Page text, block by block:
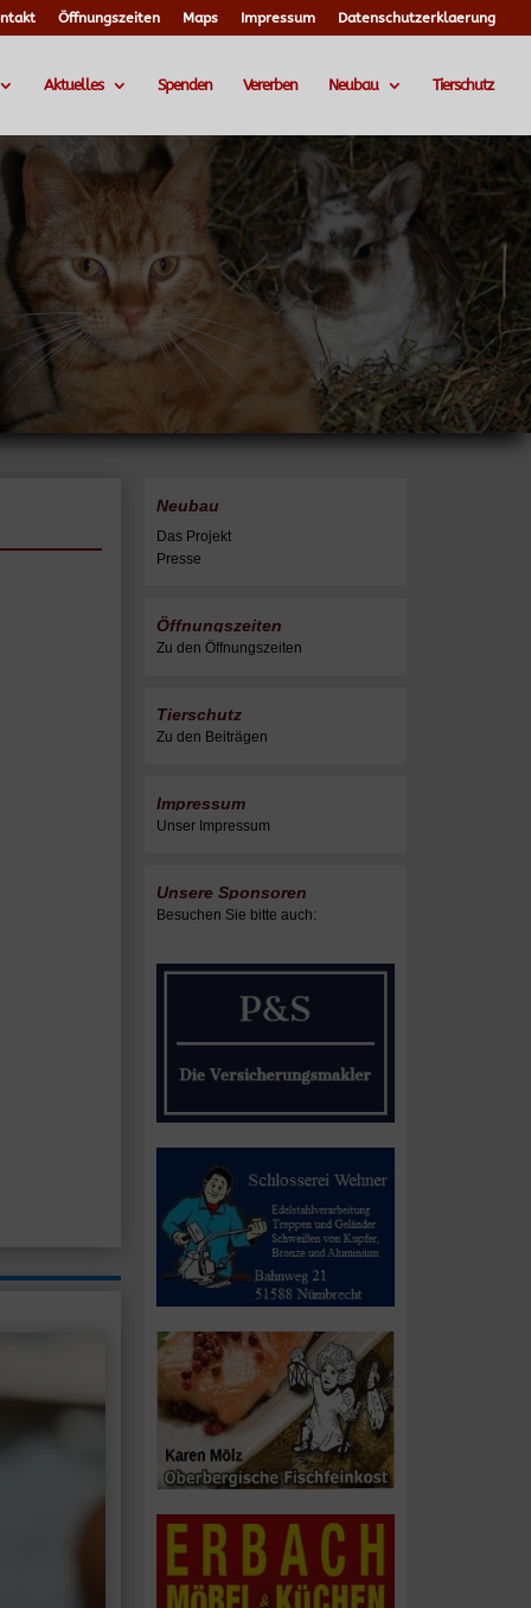
Öffnungszeiten Maps Impressum Datenschutzerklaerung
Aktuelles Spenden Vererben Neubau Tierschutz
Neubau
Das Projekt
Presse
Öffnungszeiten
Zu den Öffnungszeiten
Tierschutz
Zu den Beiträgen
Impressum
Unser Impressum
Unsere Sponsoren
Besuchen Sie bitte auch: